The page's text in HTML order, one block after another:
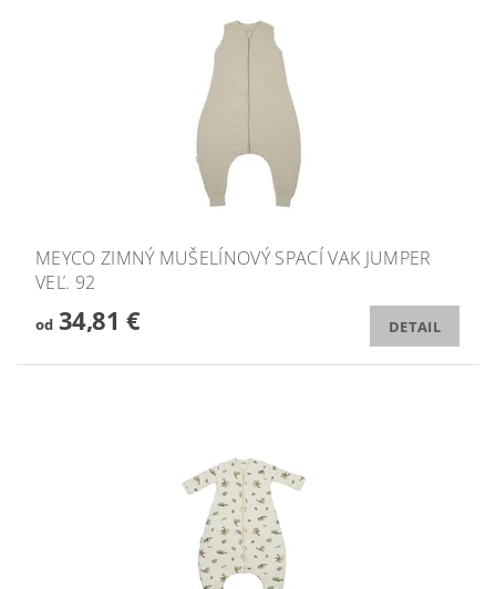
MEYCO ZIMNÝ MUŠELÍNOVÝ SPACÍ VAK JUMPER
VEĽ. 92
od34,81 € DETAIL